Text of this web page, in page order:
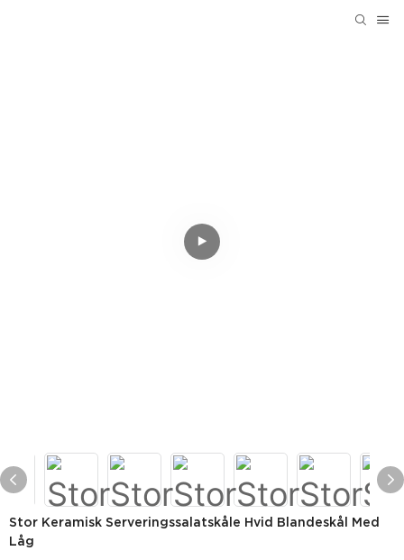
Stor Keramisk Serveringssalatskåle Hvid Blandeskål Med
Låg